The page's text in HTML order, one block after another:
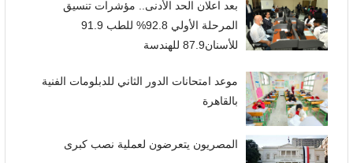
بعد اعلان الحد الأدنى.. مؤشرات تنسيق
المرحلة الأولي 92.8% للطب 91.9
للأسنان87.9 للهندسة
موعد امتحانات الدور الثاني للدبلومات الفنية
بالقاهرة
المصريون يتعرضون لعملية نصب كبرى